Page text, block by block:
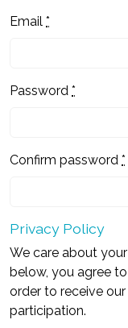
Email *
Password *
Confirm password *
Privacy Policy
We care about
below, you agree
order to receive
participation.